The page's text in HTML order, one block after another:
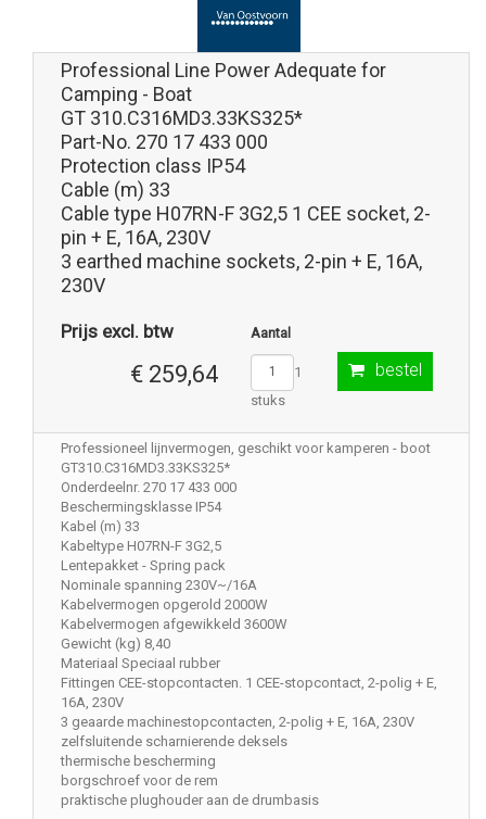
Professional Line Power Adequate for
Camping - Boat
GT 310.C316MD3.33KS325*
Part-No. 270 17 433 000
Protection class IP54
Cable (m) 33
Cable type H07RN-F 3G2,5 1 CEE socket, 2-
pin + E, 16A, 230V
3 earthed machine sockets, 2-pin + E, 16A,
230V
Prijs excl. btw
€ 259,64
Aantal
1
stuks
bestel
Professioneel lijnvermogen, geschikt voor kamperen - boot
GT310.C316MD3.33KS325*
Onderdeelnr. 270 17 433 000
Beschermingsklasse IP54
Kabel (m) 33
Kabeltype H07RN-F 3G2,5
Lentepakket - Spring pack
Nominale spanning 230V~/16A
Kabelvermogen opgerold 2000W
Kabelvermogen afgewikkeld 3600W
Gewicht (kg) 8,40
Materiaal Speciaal rubber
Fittingen CEE-stopcontacten. 1 CEE-stopcontact, 2-polig + E,
16A, 230V
3 geaarde machinestopcontacten, 2-polig + E, 16A, 230V
zelfsluitende scharnierende deksels
thermische bescherming
borgschroef voor de rem
praktische plughouder aan de drumbasis